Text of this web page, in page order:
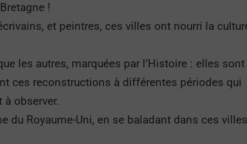
!
et peintres, ces villes ont nourri la
les autres, marquées par l’Histoire : elles sont
ces reconstructions à différentes périodes qui
observer.
du Royaume-Uni, en se baladant dans ces